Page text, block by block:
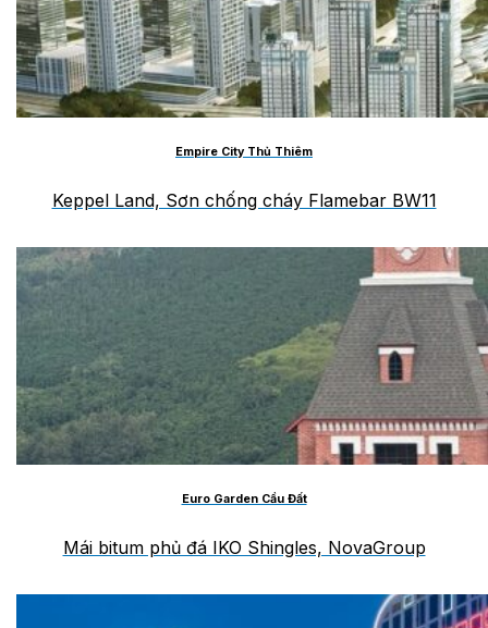
Empire City Thủ Thiêm
Keppel Land, Sơn chống cháy Flamebar BW11
Euro Garden Cầu Đất
Mái bitum phủ đá IKO Shingles, NovaGroup